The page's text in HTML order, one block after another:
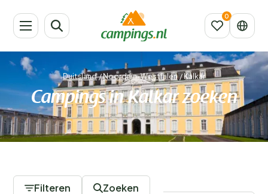
Duitsland/Noordrijn-Westfalen/Kalkar
Campings in Kalkar zoeken
Filteren Zoeken